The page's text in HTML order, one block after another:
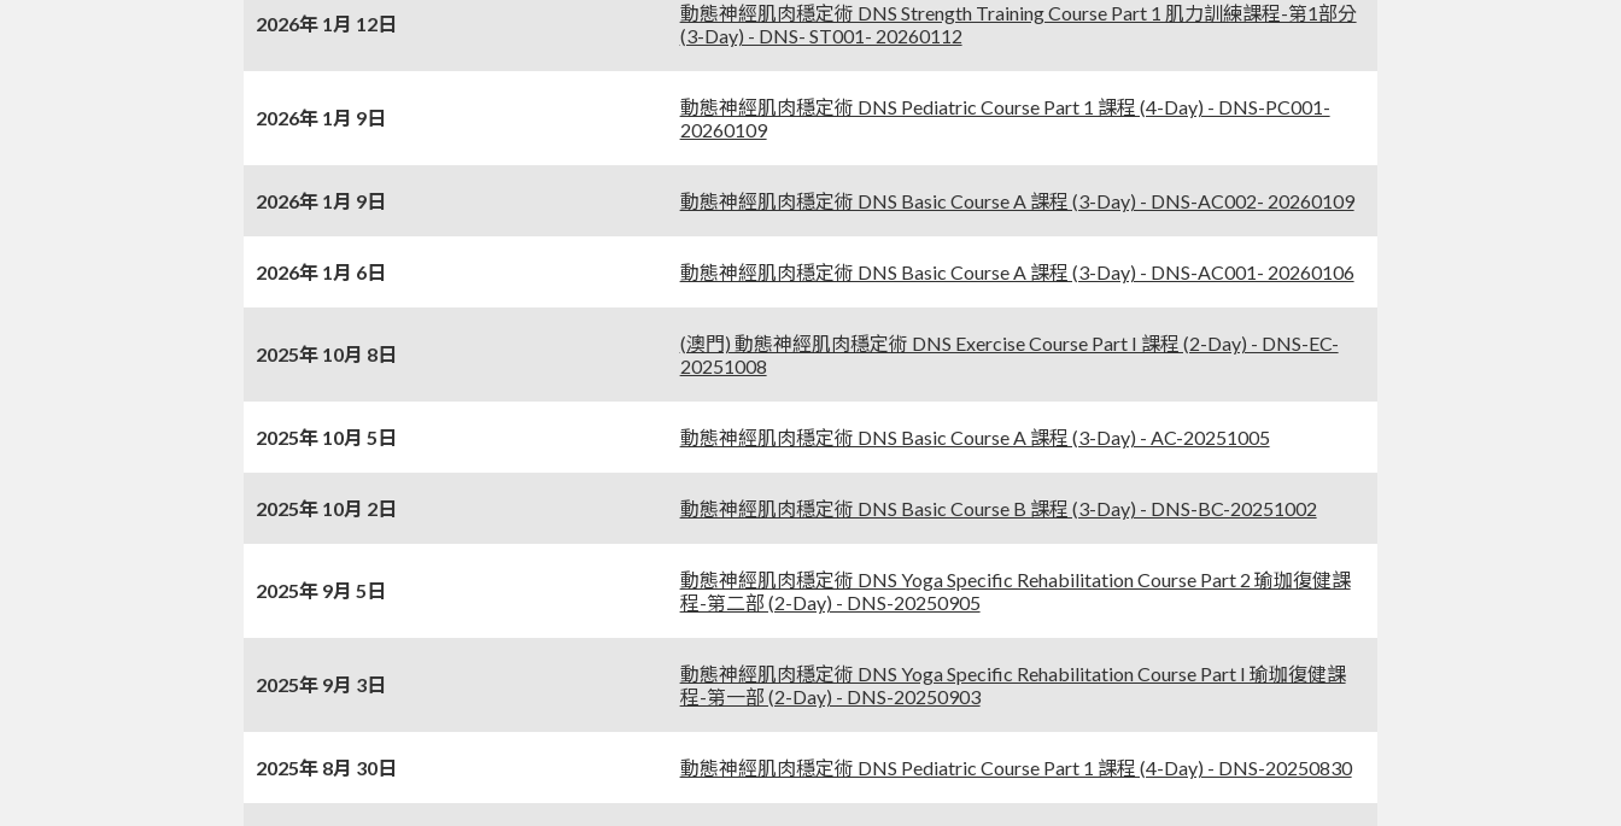
2026年 1月 12日
動態神經肌肉穩定術 DNS Strength Training Course Part 1 肌力訓練課程-第1部分
(3-Day) - DNS- ST001- 20260112
2026年 1月 9日
動態神經肌肉穩定術 DNS Pediatric Course Part 1 課程 (4-Day) - DNS-PC001-
20260109
2026年 1月 9日 動態神經肌肉穩定術 DNS Basic Course A 課程 (3-Day) - DNS-AC002- 20260109
2026年 1月 6日 動態神經肌肉穩定術 DNS Basic Course A 課程 (3-Day) - DNS-AC001- 20260106
2025年 10月 8日
(澳門) 動態神經肌肉穩定術 DNS Exercise Course Part I 課程 (2-Day) - DNS-EC-
20251008
2025年 10月 5日 動態神經肌肉穩定術 DNS Basic Course A 課程 (3-Day) - AC-20251005
2025年 10月 2日 動態神經肌肉穩定術 DNS Basic Course B 課程 (3-Day) - DNS-BC-20251002
2025年 9月 5日
動態神經肌肉穩定術 DNS Yoga Specific Rehabilitation Course Part 2 瑜珈復健課
程-第二部 (2-Day) - DNS-20250905
2025年 9月 3日
動態神經肌肉穩定術 DNS Yoga Specific Rehabilitation Course Part I 瑜珈復健課
程-第一部 (2-Day) - DNS-20250903
2025年 8月 30日 動態神經肌肉穩定術 DNS Pediatric Course Part 1 課程 (4-Day) - DNS-20250830